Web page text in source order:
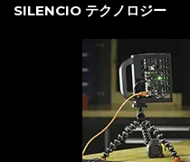
SILENCIO テクノロジー